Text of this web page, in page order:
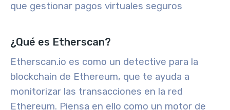
que gestionar pagos virtuales seguros
¿Qué es Etherscan?
Etherscan.io es como un detective para la
blockchain de Ethereum, que te ayuda a
monitorizar las transacciones en la red
Ethereum. Piensa en ello como un motor de